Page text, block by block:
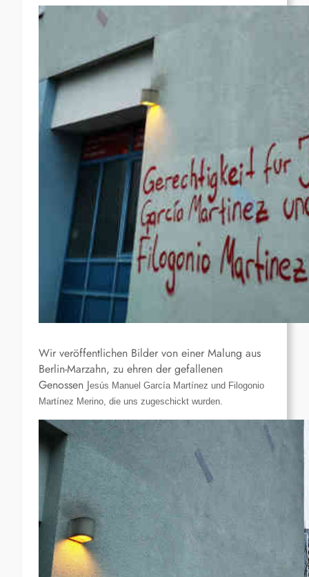
Wir veröffentlichen Bilder von einer Malung aus
Berlin-Marzahn, zu ehren der gefallenen
Genossen Jesús Manuel García Martínez und Filogonio
Martínez Merino, die uns zugeschickt wurden.